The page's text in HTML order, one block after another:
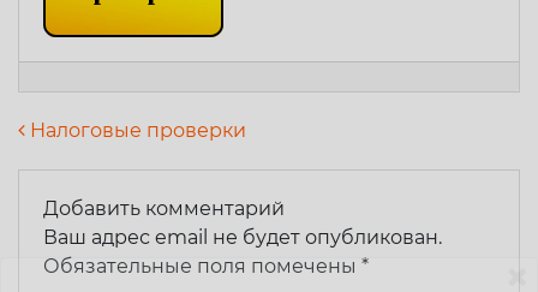
Навигация по записям
Налоговые проверки
Добавить комментарий
Ваш адрес email не будет опубликован.
Обязательные поля помечены *